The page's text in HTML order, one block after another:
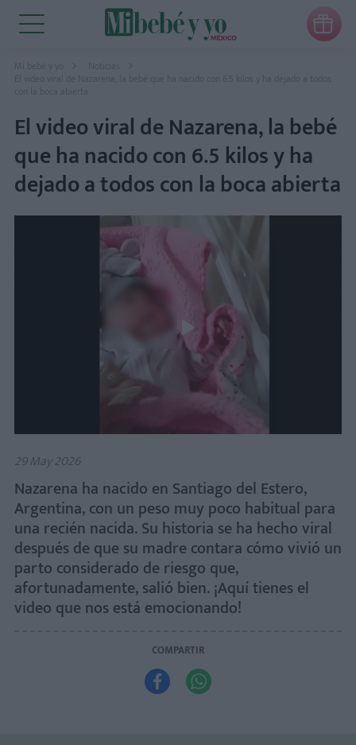

Mi bebé y yo
Noticias
El video viral de Nazarena, la bebé que ha nacido con 6.5 kilos y ha dejado a todos
con la boca abierta
El video viral de Nazarena, la bebé
que ha nacido con 6.5 kilos y ha
dejado a todos con la boca abierta
29 May 2026
Nazarena ha nacido en Santiago del Estero,
Argentina, con un peso muy poco habitual para
una recién nacida. Su historia se ha hecho viral
después de que su madre contara cómo vivió un
parto considerado de riesgo que,
afortunadamente, salió bien. ¡Aquí tienes el
video que nos está emocionando!
COMPARTIR
 